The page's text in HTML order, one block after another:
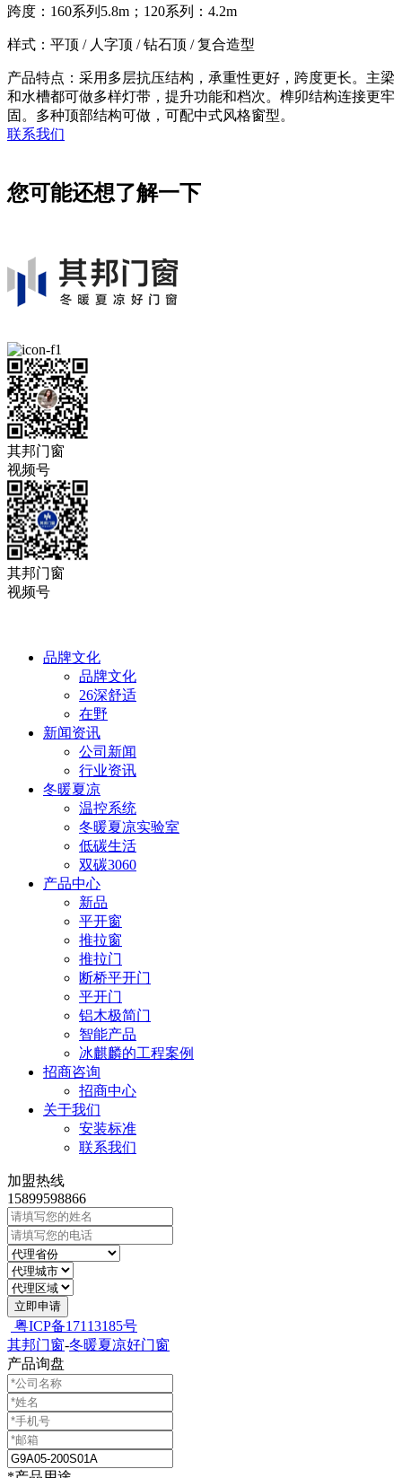
跨度：160系列5.8m；120系列：4.2m
样式：平顶 / 人字顶 / 钻石顶 / 复合造型
产品特点：采用多层抗压结构，承重性更好，跨度更长。主梁
和水槽都可做多样灯带，提升功能和档次。榫卯结构连接更牢
固。多种顶部结构可做，可配中式风格窗型。
联系我们
您可能还想了解一下
其邦门窗
视频号
其邦门窗
视频号
品牌文化
品牌文化
26深舒适
在野
新闻资讯
公司新闻
行业资讯
冬暖夏凉
温控系统
冬暖夏凉实验室
低碳生活
双碳3060
产品中心
新品
平开窗
推拉窗
推拉门
断桥平开门
平开门
铝木极简门
智能产品
冰麒麟的工程案例
招商咨询
招商中心
关于我们
安装标准
联系我们
加盟热线
15899598866
立即申请
粤ICP备17113185号
其邦门窗-冬暖夏凉好门窗
产品询盘